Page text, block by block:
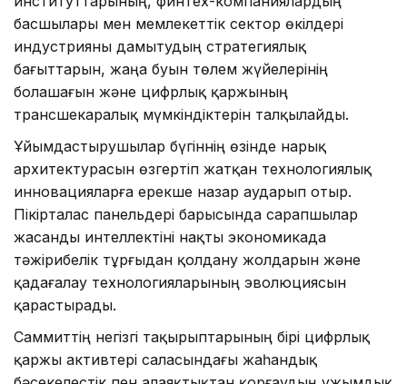
басшылары мен мемлекеттік сектор өкілдері
индустрияны дамытудың стратегиялық
бағыттарын, жаңа буын төлем жүйелерінің
болашағын және цифрлық қаржының
трансшекаралық мүмкіндіктерін талқылайды.
Ұйымдастырушылар бүгіннің өзінде нарық
архитектурасын өзгертіп жатқан технологиялық
инновацияларға ерекше назар аударып отыр.
Пікірталас панельдері барысында сарапшылар
жасанды интеллектіні нақты экономикада
тәжірибелік тұрғыдан қолдану жолдарын және
қадағалау технологияларының эволюциясын
қарастырады.
Саммиттің негізгі тақырыптарының бірі цифрлық
қаржы активтері саласындағы жаһандық